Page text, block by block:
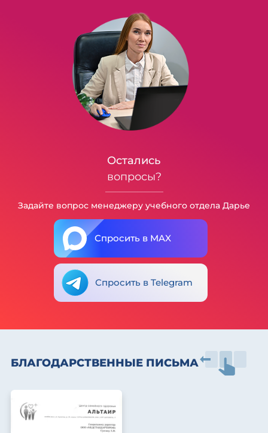
Остались
вопросы?
Задайте вопрос менеджеру учебного отдела Дарье
Спросить в MAX
Спросить в Telegram
БЛАГОДАРСТВЕННЫЕ ПИСЬМА